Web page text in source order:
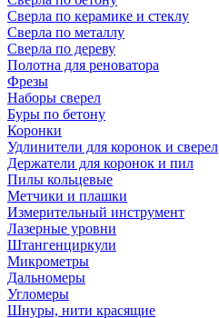
Сверла по керамике и стеклу
Сверла по металлу
Сверла по дереву
Полотна для реноватора
Фрезы
Наборы сверел
Буры по бетону
Коронки
Удлинители для коронок и сверел
Держатели для коронок и пил
Пилы кольцевые
Метчики и плашки
Измерительный инструмент
Лазерные уровни
Штангенциркули
Микрометры
Дальномеры
Угломеры
Шнуры, нити красящие